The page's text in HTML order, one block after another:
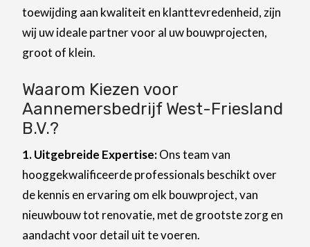
toewijding aan kwaliteit en klanttevredenheid, zijn
wij uw ideale partner voor al uw bouwprojecten,
groot of klein.
Waarom Kiezen voor
Aannemersbedrijf West-Friesland
B.V.?
1. Uitgebreide Expertise:Ons team van
hooggekwalificeerde professionals beschikt over
de kennis en ervaring om elk bouwproject, van
nieuwbouw tot renovatie, met de grootste zorg en
aandacht voor detail uit te voeren.